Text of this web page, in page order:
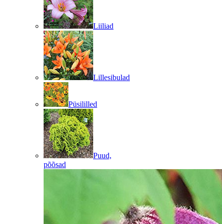
Liiliad
Lillesibulad
Püsililled
Puud,
põõsad